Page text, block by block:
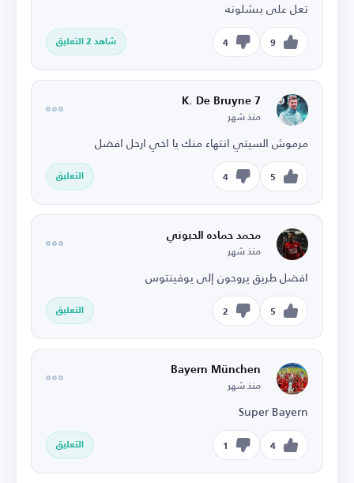
تعل على بىشلونه
9
4 شاهد 2 التعليق
K. De Bruyne 7
منذ شهر
مرموش السيتي انتهاء منك يا اخي ارحل افضل
5
4 التعليق
محمد حماده الحبوني
منذ شهر
افضل طريق يروحون إلى يوفينتوس
5
2 التعليق
Bayern München
منذ شهر
Super Bayern
4
1 التعليق